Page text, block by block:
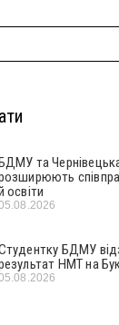
та
освіти
БДМУ
НМТ на